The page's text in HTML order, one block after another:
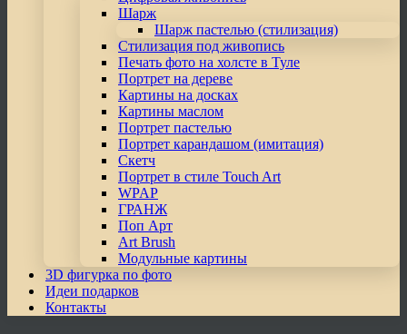
Шарж
Шарж пастелью (стилизация)
Стилизация под живопись
Печать фото на холсте в Туле
Портрет на дереве
Картины на досках
Картины маслом
Портрет пастелью
Портрет карандашом (имитация)
Скетч
Портрет в стиле Touch Art
WPAP
ГРАНЖ
Поп Арт
Art Brush
Модульные картины
3D фигурка по фото
Идеи подарков
Контакты